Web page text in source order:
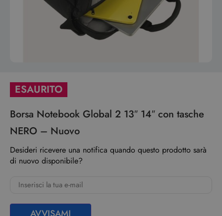
ESAURITO
Borsa Notebook Global 2 13″ 14″ con tasche
NERO – Nuovo
Desideri ricevere una notifica quando questo prodotto sarà
di nuovo disponibile?
AVVISAMI